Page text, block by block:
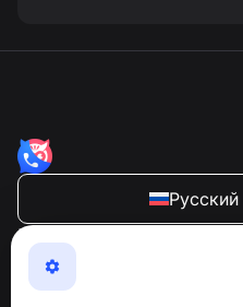
NumBuster © 2013—2026 ·
Максимально удобное
телефонных мошенников,